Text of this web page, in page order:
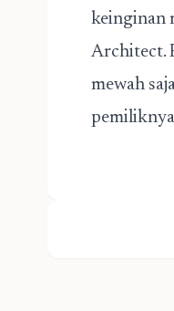
keinginan
Architect.
mewah